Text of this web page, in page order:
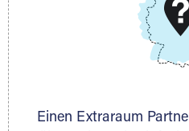
www.dmg-ag.com
Einen Extraraum